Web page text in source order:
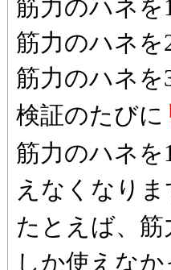
筋力のハネを
筋力のハネを
筋力のハネを
検証のたびに
筋力のハネ
えなくなりま
たとえば、
しか使えな